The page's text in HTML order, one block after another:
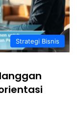
Strategi Bisnis